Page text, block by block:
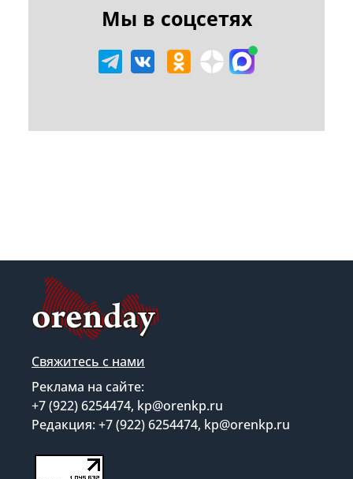
Мы в соцсетях
Свяжитесь с нами
Реклама на сайте:
+7 (922) 6254474, kp@orenkp.ru
Редакция: +7 (922) 6254474, kp@orenkp.ru